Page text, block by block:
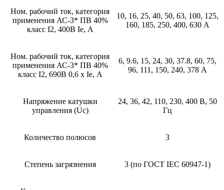
Ном. рабочий ток, категория
применения АС-3* ПВ 40%
класс I2, 400В Ie, А
10, 16, 25, 40, 50, 63, 100, 125,
160, 185, 250, 400, 630 А
Ном. рабочий ток, категория
применения АС-3* ПВ 40%
класс I2, 690В 0,6 х Ie, А
6, 9.6, 15, 24, 30, 37.8, 60, 75,
96, 111, 150, 240, 378 А
Напряжение катушки
управления (Uc)
24, 36, 42, 110, 230, 400 В, 50
Гц
Количество полюсов 3
Степень загрязнения 3 (по ГОСТ IEC 60947-1)